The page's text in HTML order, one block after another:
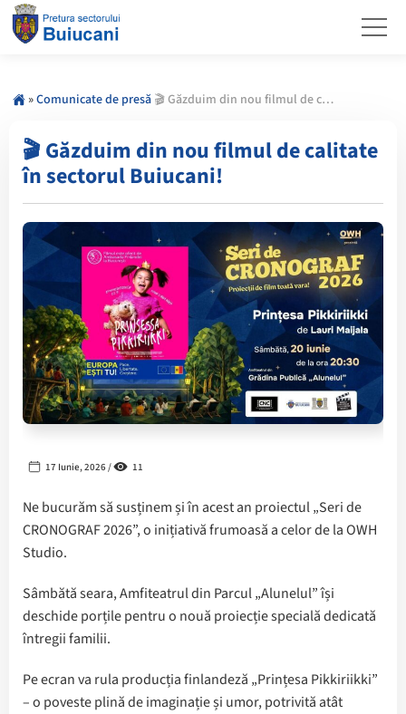
»Comunicate de presă 🎬 Găzduim din nou filmul de calitate în sectorul Buiucani!
🎬 Găzduim din nou filmul de calitate
în sectorul Buiucani!
17 Iunie, 2026 / 11
Ne bucurăm să susținem și în acest an proiectul „Seri de
CRONOGRAF 2026”, o inițiativă frumoasă a celor de la OWH
Studio.
Sâmbătă seara, Amfiteatrul din Parcul „Alunelul” își
deschide porțile pentru o nouă proiecție specială dedicată
întregii familii.
Pe ecran va rula producția finlandeză „Prințesa Pikkiriikki”
– o poveste plină de imaginație și umor, potrivită atât